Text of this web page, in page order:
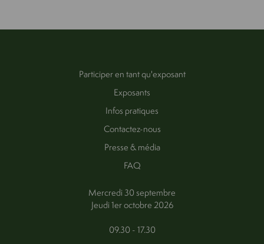
Participer en tant qu'exposant
Exposants
Infos pratiques
Contactez-nous
Presse & média
FAQ
Mercredi 30 septembre
Jeudi 1er octobre 2026
09.30 - 17.30